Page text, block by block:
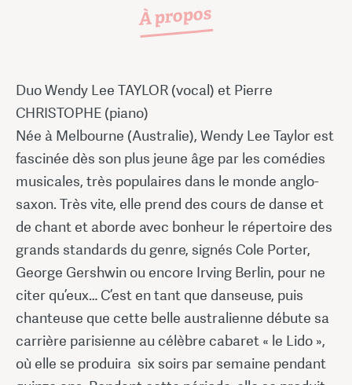
À propos
Duo Wendy Lee TAYLOR (vocal) et Pierre
CHRISTOPHE (piano)
Née à Melbourne (Australie), Wendy Lee Taylor est
fascinée dès son plus jeune âge par les comédies
musicales, très populaires dans le monde anglo-
saxon. Très vite, elle prend des cours de danse et
de chant et aborde avec bonheur le répertoire des
grands standards du genre, signés Cole Porter,
George Gershwin ou encore Irving Berlin, pour ne
citer qu’eux… C’est en tant que danseuse, puis
chanteuse que cette belle australienne débute sa
carrière parisienne au célèbre cabaret « le Lido »,
où elle se produira six soirs par semaine pendant